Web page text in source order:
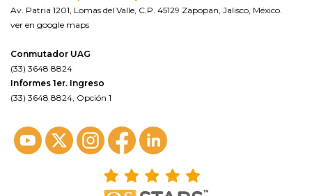
Av. Patria 1201, Lomas del Valle, C.P. 45129 Zapopan, Jalisco, México.
ver en google maps
Conmutador UAG
(33) 3648 8824
Informes 1er. Ingreso
(33) 3648 8824, Opción 1